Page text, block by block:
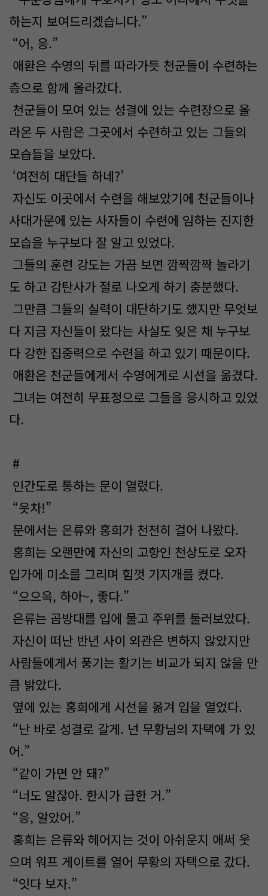
하는지 보여드리겠습니다.”
“어, 응.”
애환은 수영의 뒤를 따라가듯 천군들이 수련하는
층으로 함께 올라갔다.
천군들이 모여 있는 성결에 있는 수련장으로 올
라온 두 사람은 그곳에서 수련하고 있는 그들의
모습들을 보았다.
‘여전히 대단들 하네?’
자신도 이곳에서 수련을 해보았기에 천군들이나
사대가문에 있는 사자들이 수련에 임하는 진지한
모습을 누구보다 잘 알고 있었다.
그들의 훈련 강도는 가끔 보면 깜짝깜짝 놀라기
도 하고 감탄사가 절로 나오게 하기 충분했다.
그만큼 그들의 실력이 대단하기도 했지만 무엇보
다 지금 자신들이 왔다는 사실도 잊은 채 누구보
다 강한 집중력으로 수련을 하고 있기 때문이다.
애환은 천군들에게서 수영에게로 시선을 옮겼다.
그녀는 여전히 무표정으로 그들을 응시하고 있었
다.
#
인간도로 통하는 문이 열렸다.
“읏차!”
문에서는 은류와 홍희가 천천히 걸어 나왔다.
홍희는 오랜만에 자신의 고향인 천상도로 오자
입가에 미소를 그리며 힘껏 기지개를 켰다.
“으으윽, 하아~, 좋다.”
은류는 곰방대를 입에 물고 주위를 둘러보았다.
자신이 떠난 반년 사이 외관은 변하지 않았지만
사람들에게서 풍기는 활기는 비교가 되지 않을 만
큼 밝았다.
옆에 있는 홍희에게 시선을 옮겨 입을 열었다.
“난 바로 성결로 갈게. 넌 무황님의 자택에 가 있
어.”
“같이 가면 안 돼?”
“너도 알잖아. 한시가 급한 거.”
“응, 알았어.”
홍희는 은류와 헤어지는 것이 아쉬운지 애써 웃
으며 워프 게이트를 열어 무황의 자택으로 갔다.
“잇다 보자.”